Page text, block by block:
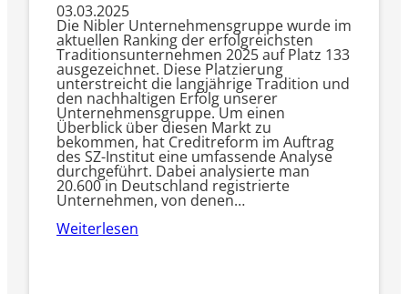
03.03.2025
​Die Nibler Unternehmensgruppe wurde im
aktuellen Ranking der erfolgreichsten
Traditionsunternehmen 2025 auf Platz 133
ausgezeichnet. Diese Platzierung
unterstreicht die langjährige Tradition und
den nachhaltigen Erfolg unserer
Unternehmensgruppe.​ Um einen
Überblick über diesen Markt zu
bekommen, hat Creditreform im Auftrag
des SZ-Institut eine umfassende Analyse
durchgeführt. Dabei analysierte man
20.600 in Deutschland registrierte
Unternehmen, von denen…
Weiterlesen